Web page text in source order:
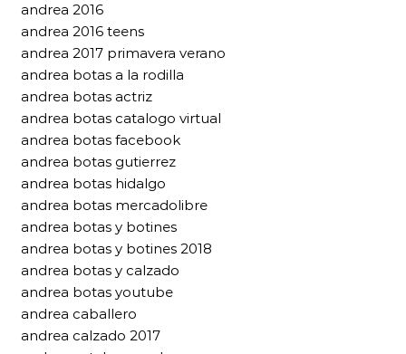
andrea 2016
andrea 2016 teens
andrea 2017 primavera verano
andrea botas a la rodilla
andrea botas actriz
andrea botas catalogo virtual
andrea botas facebook
andrea botas gutierrez
andrea botas hidalgo
andrea botas mercadolibre
andrea botas y botines
andrea botas y botines 2018
andrea botas y calzado
andrea botas youtube
andrea caballero
andrea calzado 2017